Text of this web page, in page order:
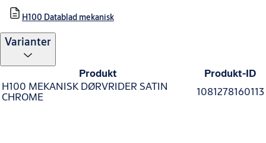
H100 Datablad mekanisk
Varianter
Produkt
Produkt-ID
H100 MEKANISK DØRVRIDER SATIN
CHROME 1081278160113